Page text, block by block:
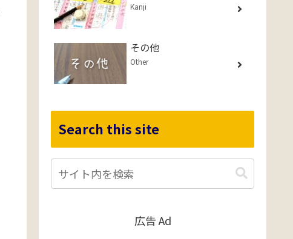
Kanji
その他
Other
Search this site
広告 Ad